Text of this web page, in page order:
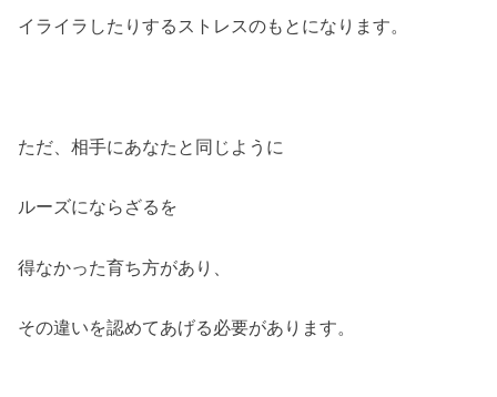
イライラしたりするストレスのもとになります。
ただ、相手にあなたと同じように
ルーズにならざるを
得なかった育ち方があり、
その違いを認めてあげる必要があります。